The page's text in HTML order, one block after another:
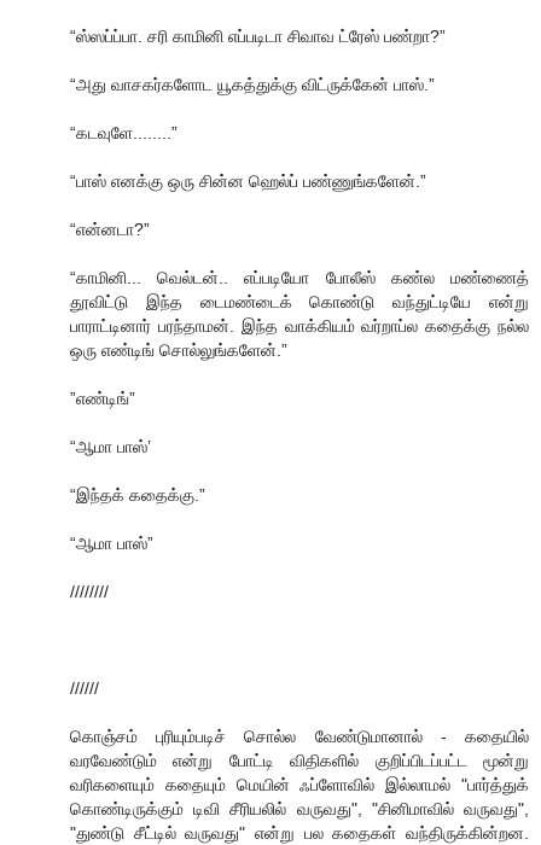
“ஸ்ஸப்ப்பா. சரி காமினி எப்படிடா சிவாவ ட்ரேஸ் பண்றா?”
“அது வாசகர்களோட யூகத்துக்கு விட்ருக்கேன் பாஸ்.”
“கடவுளே........”
“பாஸ் எனக்கு ஒரு சின்ன ஹெல்ப் பண்ணுங்களேன்.”
“என்னடா?”
“காமினி... வெல்டன்.. எப்படியோ போலீஸ் கண்ல மண்ணைத்
தூவிட்டு இந்த டைமண்டைக் கொண்டு வந்துட்டியே என்று
பாராட்டினார் பரந்தாமன். இந்த வாக்கியம் வர்றாப்ல கதைக்கு நல்ல
ஒரு எண்டிங் சொல்லுங்களேன்.”
”எண்டிங்”
“ஆமா பாஸ்’
“இந்தக் கதைக்கு.”
“ஆமா பாஸ்”
////////
//////
கொஞ்சம் புரியும்படிச் சொல்ல வேண்டுமானால் - க‌தையில்
வ‌ர‌வேண்டும் என்று போட்டி விதிக‌ளில் குறிப்பிட‌ப்ப‌ட்ட‌ மூன்று
வ‌ரிக‌ளையும் க‌தையும் மெயின் ஃப்ளோவில் இல்லாம‌ல் "பார்த்துக்
கொண்டிருக்கும் டிவி சீரிய‌லில் வ‌ருவ‌து", "சினிமாவில் வ‌ருவ‌து",
"துண்டு சீட்டில் வருவ‌து" என்று ப‌ல‌ க‌தைக‌ள் வ‌ந்திருக்கின்ற‌ன‌.